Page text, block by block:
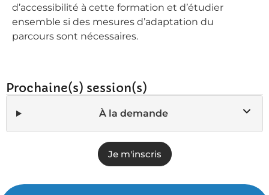
d’accessibilité à cette formation et d’étudier
ensemble si des mesures d’adaptation du
parcours sont nécessaires.
Prochaine(s) session(s)
À la demande
Je m'inscris